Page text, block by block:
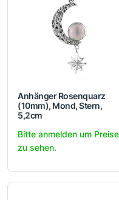
Anhänger Rosenquarz
(10mm), Mond, Stern,
5,2cm
Bitte anmelden um Preise
zu sehen.